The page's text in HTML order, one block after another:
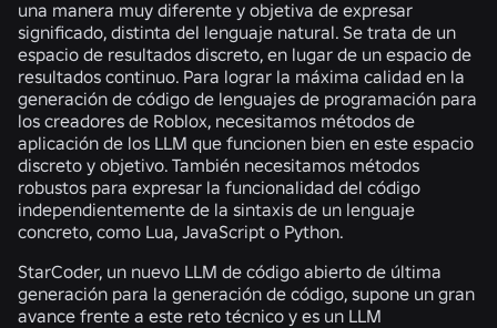
una manera muy diferente y objetiva de expresar
significado, distinta del lenguaje natural. Se trata de un
espacio de resultados discreto, en lugar de un espacio de
resultados continuo. Para lograr la máxima calidad en la
generación de código de lenguajes de programación para
los creadores de Roblox, necesitamos métodos de
aplicación de los LLM que funcionen bien en este espacio
discreto y objetivo. También necesitamos métodos
robustos para expresar la funcionalidad del código
independientemente de la sintaxis de un lenguaje
concreto, como Lua, JavaScript o Python.
StarCoder, un nuevo LLM de código abierto de última
generación para la generación de código, supone un gran
avance frente a este reto técnico y es un LLM